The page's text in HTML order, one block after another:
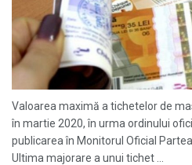
Valoarea maximă a tichetelor de
în martie 2020, în urma ordinului
publicarea în Monitorul Oficial
Ultima majorare a unui tichet ...